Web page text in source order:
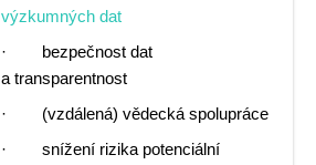
výzkumných dat
· bezpečnost dat
a transparentnost
· (vzdálená) vědecká spolupráce
· snížení rizika potenciální